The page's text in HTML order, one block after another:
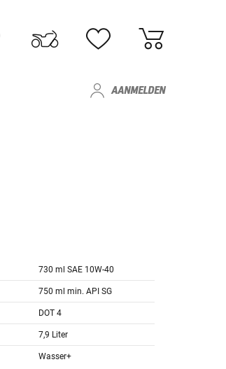
AANMELDEN
730 ml SAE 10W-40
750 ml min. API SG
DOT 4
7,9 Liter
Wasser+